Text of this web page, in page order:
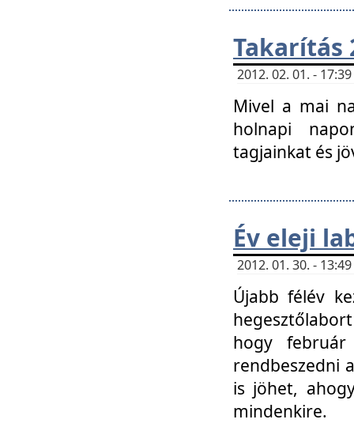
Takarítás
2012. 02. 01. -
Mivel a mai
holnapi
tagjainkat és
Év eleji
2012. 01. 30. -
Újabb félév
hogy
rendbeszedni
is jöhet,
mindenkire.